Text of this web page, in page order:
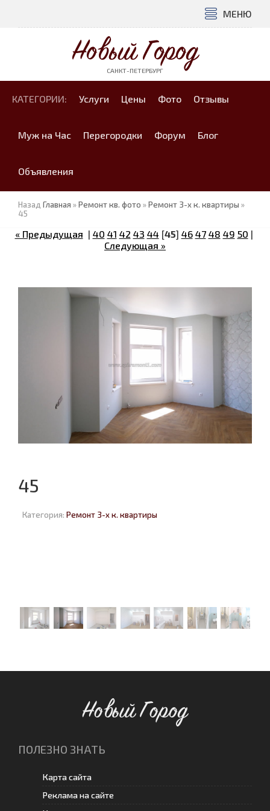
МЕНЮ
Новый Город
САНКТ-ПЕТЕРБУРГ
КАТЕГОРИИ: Услуги Цены Фото Отзывы
Муж на Час Перегородки Форум Блог
Объявления
Назад Главная »Ремонт кв. фото »Ремонт 3-х к. квартиры »
45
« Предыдущая | 40 41 42 43 44 [45] 46 47 48 49 50 |
Следующая »
45
Категория: Ремонт 3-х к. квартиры
Новый Город
ПОЛЕЗНО ЗНАТЬ
Карта сайта
Реклама на сайте